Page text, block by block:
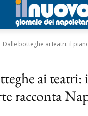
Dalle botteghe ai teatri: il
ai teatri:
racconta